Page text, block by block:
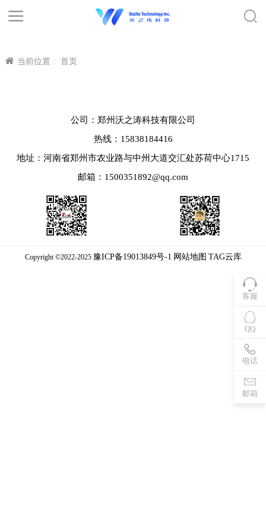
当前位置 : 首页
客服
QQ
电话
邮箱
公司：郑州沃之涛科技有限公司
热线：15838184416
地址：河南省郑州市农业路与中州大道交汇处苏荷中心1715
邮箱：1500351892@qq.com
Copyright ©2022-2025 豫ICP备19013849号-1 网站地图 TAG云库